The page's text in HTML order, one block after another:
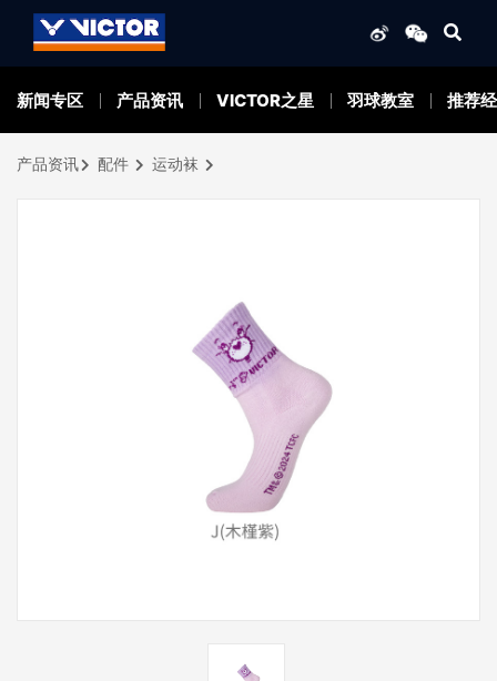
新闻专区 产品资讯 VICTOR之星 羽球教室 推荐
产品资讯 配件 运动袜